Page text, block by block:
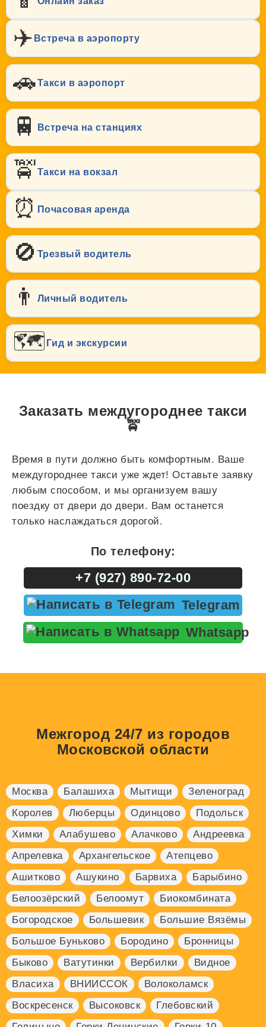
✈️ Встреча в аэропорту
🚗Такси в аэропорт
🚆 Встреча на станциях
🚖Такси на вокзал
⏰ Почасовая аренда
🚫 Трезвый водитель
👨 Личный водитель
🗺️ Гид и экскурсии
Заказать междугороднее такси
🚖
Время в пути должно быть комфортным. Ваше
междугороднее такси уже ждет! Оставьте заявку
любым способом, и мы организуем вашу
поездку от двери до двери. Вам останется
только наслаждаться дорогой.
По телефону:
+7 (927) 890-72-00
Telegram
Whatsapp
Межгород 24/7 из городов
Московской области
Москва Балашиха Мытищи
Зеленоград
Королев
Люберцы Одинцово
Подольск
Химки
Алабушево Алачково
Андреевка
Апрелевка
Архангельское
Атепцево
Ашитково
Ашукино Барвиха
Барыбино
Белоозёрский
Белоомут
Биокомбината
Богородское
Большевик
Большие Вязёмы
Большое Буньково
Бородино
Бронницы
Быково
Ватутинки Вербилки
Видное
Власиха
ВНИИССОК
Волоколамск
Воскресенск
Высоковск
Глебовский